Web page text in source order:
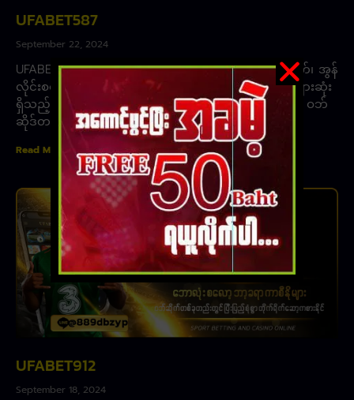
UFABET587
September 22, 2024
UFABET587 ၊ အွန်လိုင်းဘောလုံးလောင်းကစားဝက်ဘ်ဆိုက်၊ အွန်
လိုင်းစလော့များတွင် တစ်နှစ်တာအတွင်း ကစားသမားအများဆုံး
ရှိသည့် ဝဘ်ဆိုက်ဖြစ်ပါသည်။ဘေးကင်းမှုကို အာမခံသည့် ဝဘ်
ဆိုဒ်တစ်ခုဖြစ်ပြီး ကမ္ဘာတစ်ဝှမ်းရှိ
Read More »
UFABET912
September 18, 2024